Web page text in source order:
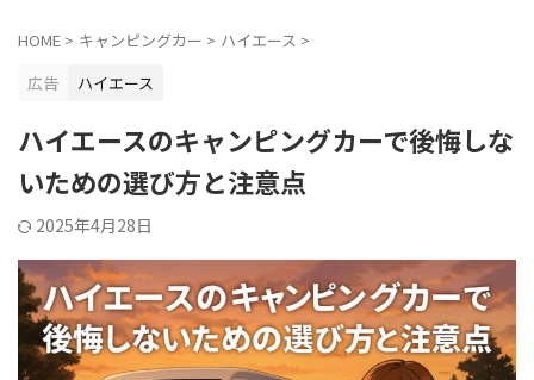
HOME > キャンピングカー > ハイエース >
広告
ハイエース
ハイエースのキャンピングカーで後悔しな
いための選び方と注意点
2025年4月28日